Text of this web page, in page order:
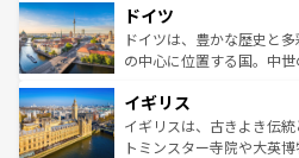
せる。地方によって風土
ンテンツ一覧を参照して
で、幅広い魅力が詰まっ
聖堂、美しいビーチ、そ
から魅了する。また、フ
いる。シャンパンの発祥地
香り高いラベンダー畑な
らに、パリ以外の地域に
ドイツ
ドイツは、豊かな歴史と
の中心に位置する国。中
顔を持つこの国は、どこを
ルリンの文化的活気、バ
してライン川沿いのワイ
イギリス
イギリスは、古きよき伝
トミンスター寺院や大英